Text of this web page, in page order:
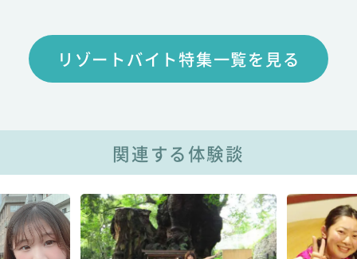
リゾートバイト特集一覧を見る
関連する体験談